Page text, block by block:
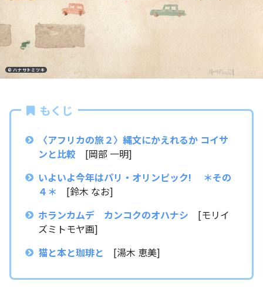
© ハナサトミツキ
もくじ
〈アフリカの旅２〉縄文にかえれるか コイサ
ンと比較 [岡部 一明]
いよいよ今年はパリ・オリンピック! ＊その
４＊ [鈴木 なお]
ホランカムデ カンコクのオハナシ [モリイ
ズミトモヤ画]
猫と本と珈琲と [湯木 恵美]